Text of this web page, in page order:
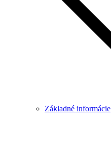
Základné informácie